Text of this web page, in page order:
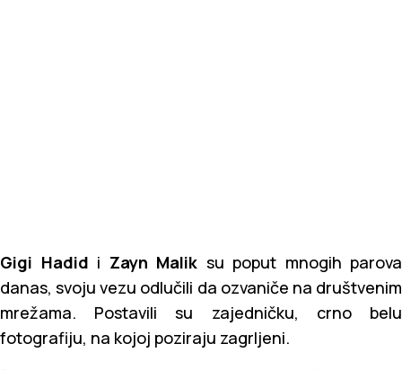
Gigi Hadid i Zayn Malik su poput mnogih parova
danas, svoju vezu odlučili da ozvaniče na društvenim
mrežama. Postavili su zajedničku, crno belu
fotografiju, na kojoj poziraju zagrljeni.